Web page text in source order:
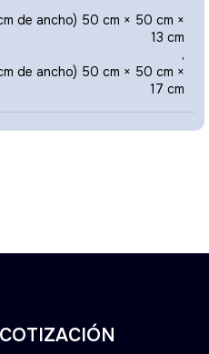
de ancho) 50 cm × 50 cm ×
13 cm
,
de ancho) 50 cm × 50 cm ×
17 cm